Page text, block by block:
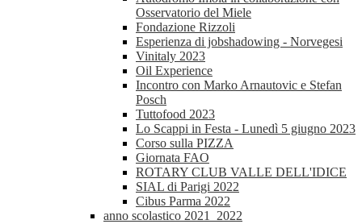
Osservatorio del Miele
Fondazione Rizzoli
Esperienza di jobshadowing - Norvegesi
Vinitaly 2023
Oil Experience
Incontro con Marko Arnautovic e Stefan
Posch
Tuttofood 2023
Lo Scappi in Festa - Lunedì 5 giugno 2023
Corso sulla PIZZA
Giornata FAO
ROTARY CLUB VALLE DELL'IDICE
SIAL di Parigi 2022
Cibus Parma 2022
anno scolastico 2021_2022